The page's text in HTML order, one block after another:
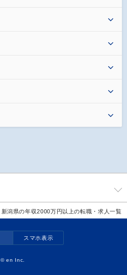
新潟県の年収2000万円以上の転職・求人一覧
スマホ表示
©en Inc.